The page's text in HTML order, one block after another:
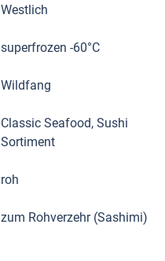
Westlich
superfrozen -60°C
Wildfang
Classic Seafood, Sushi
Sortiment
roh
zum Rohverzehr (Sashimi)